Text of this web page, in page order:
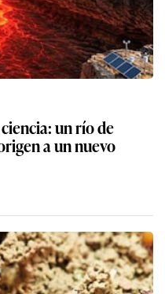
un río de
a un nuevo